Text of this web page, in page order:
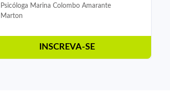
Psicóloga Marina Colombo Amarante
Marton
INSCREVA-SE